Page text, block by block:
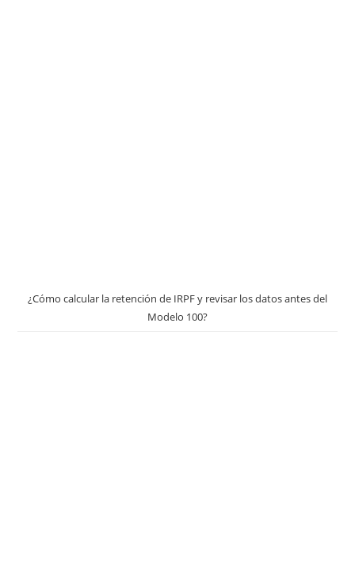
¿Cómo calcular la retención de IRPF y revisar los datos antes del
Modelo 100?